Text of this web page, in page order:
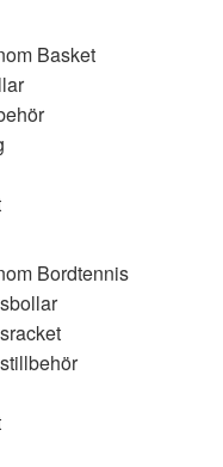
Basket
Bordtennis
sportkedjor som
cykel, löpning, aktiv
öppnades
handlare